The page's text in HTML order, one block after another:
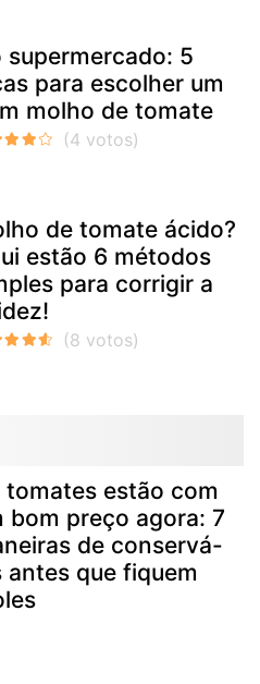
supermercado: 5
para escolher um
molho de tomate
de tomate ácido?
estão 6 métodos
para corrigir a
tomates estão com
bom preço agora: 7
de conservá-
antes que fiquem